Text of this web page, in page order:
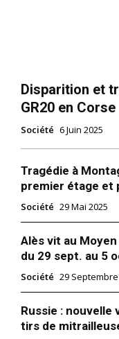
Disparition et
GR20 en Corse
Société 6 Juin 2025
Tragédie à
premier étage et
Société 29 Mai 2025
Alès vit au
du 29 sept. au 5
Société 29 Septembre
Russie :
tirs de